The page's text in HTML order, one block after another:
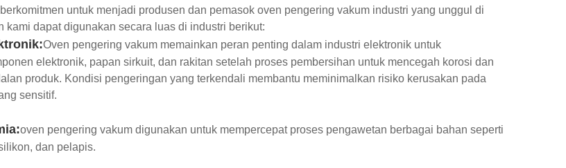
untuk menjadi produsen dan pemasok oven pengering vakum industri yang unggul di
kami dapat digunakan secara luas di industri berikut:
Oven pengering vakum memainkan peran penting dalam industri elektronik untuk
elektronik, papan sirkuit, dan rakitan setelah proses pembersihan untuk mencegah korosi dan
produk. Kondisi pengeringan yang terkendali membantu meminimalkan risiko kerusakan pada
sensitif.
oven pengering vakum digunakan untuk mempercepat proses pengawetan berbagai bahan seperti
dan pelapis.